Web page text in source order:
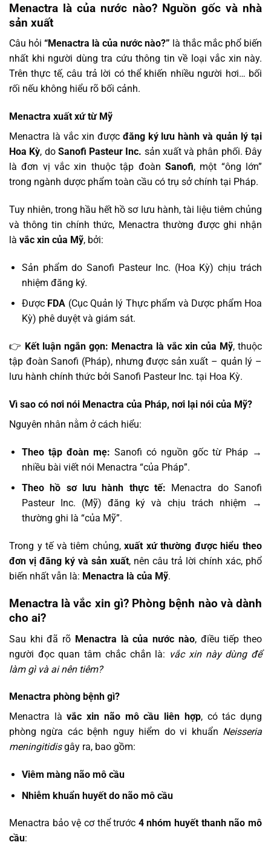
Menactra là của nước nào? Nguồn gốc và nhà
sản xuất
Câu hỏi “Menactra là của nước nào?” là thắc mắc phổ biến
nhất khi người dùng tra cứu thông tin về loại vắc xin này.
Trên thực tế, câu trả lời có thể khiến nhiều người hơi… bối
rối nếu không hiểu rõ bối cảnh.
Menactra xuất xứ từ Mỹ
Menactra là vắc xin được đăng ký lưu hành và quản lý tại
Hoa Kỳ, do Sanofi Pasteur Inc. sản xuất và phân phối. Đây
là đơn vị vắc xin thuộc tập đoàn Sanofi, một “ông lớn”
trong ngành dược phẩm toàn cầu có trụ sở chính tại Pháp.
Tuy nhiên, trong hầu hết hồ sơ lưu hành, tài liệu tiêm chủng
và thông tin chính thức, Menactra thường được ghi nhận
là vắc xin của Mỹ, bởi:
Sản phẩm do Sanofi Pasteur Inc. (Hoa Kỳ) chịu trách
nhiệm đăng ký.
Được FDA (Cục Quản lý Thực phẩm và Dược phẩm Hoa
Kỳ) phê duyệt và giám sát.
👉 Kết luận ngắn gọn: Menactra là vắc xin của Mỹ, thuộc
tập đoàn Sanofi (Pháp), nhưng được sản xuất – quản lý –
lưu hành chính thức bởi Sanofi Pasteur Inc. tại Hoa Kỳ.
Vì sao có nơi nói Menactra của Pháp, nơi lại nói của Mỹ?
Nguyên nhân nằm ở cách hiểu:
Theo tập đoàn mẹ: Sanofi có nguồn gốc từ Pháp →
nhiều bài viết nói Menactra “của Pháp”.
Theo hồ sơ lưu hành thực tế: Menactra do Sanofi
Pasteur Inc. (Mỹ) đăng ký và chịu trách nhiệm →
thường ghi là “của Mỹ”.
Trong y tế và tiêm chủng,xuất xứ thường được hiểu theo
đơn vị đăng ký và sản xuất, nên câu trả lời chính xác, phổ
biến nhất vẫn là: Menactra là của Mỹ.
Menactra là vắc xin gì? Phòng bệnh nào và dành
cho ai?
Sau khi đã rõ Menactra là của nước nào, điều tiếp theo
người đọc quan tâm chắc chắn là: vắc xin này dùng để
làm gì và ai nên tiêm?
Menactra phòng bệnh gì?
Menactra làvắc xin não mô cầu liên hợp, có tác dụng
phòng ngừa các bệnh nguy hiểm do vi khuẩn Neisseria
meningitidisgây ra, bao gồm:
Viêm màng não mô cầu
Nhiễm khuẩn huyết do não mô cầu
Menactra bảo vệ cơ thể trước 4 nhóm huyết thanh não mô
cầu: